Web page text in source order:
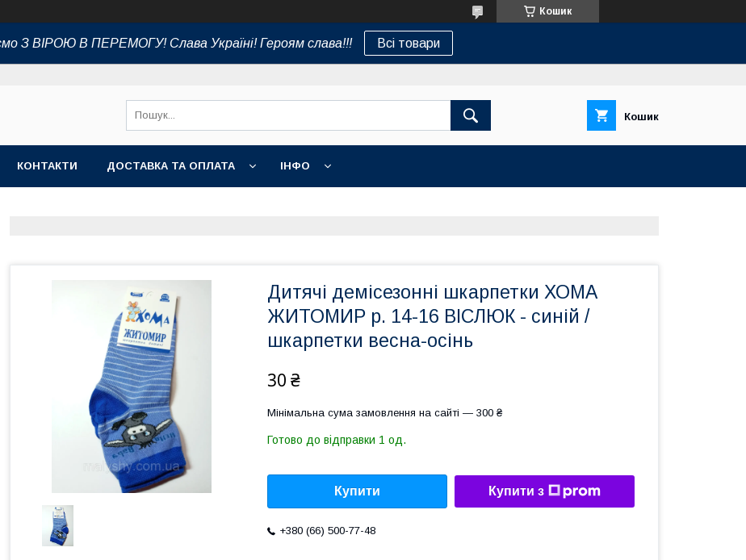
Кошик
З ВІРОЮ В ПЕРЕМОГУ! Слава Україні! Героям слава!!! Всі товари
Кошик
КОНТАКТИ ДОСТАВКА ТА ОПЛАТА ІНФО
Дитячі демісезонні шкарпетки ХОМА
ЖИТОМИР р. 14-16 ВІСЛЮК - синій /
шкарпетки весна-осінь
30 ₴
Мінімальна сума замовлення на сайті — 300 ₴
Готово до відправки 1 од.
Купити Купити з
+380 (66) 500-77-48